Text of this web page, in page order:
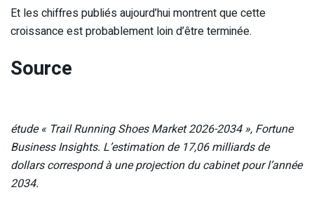
Et les chiffres publiés aujourd’hui montrent que cette
croissance est probablement loin d’être terminée.
Source
étude « Trail Running Shoes Market 2026-2034 », Fortune
Business Insights. L’estimation de 17,06 milliards de
dollars correspond à une projection du cabinet pour l’année
2034.